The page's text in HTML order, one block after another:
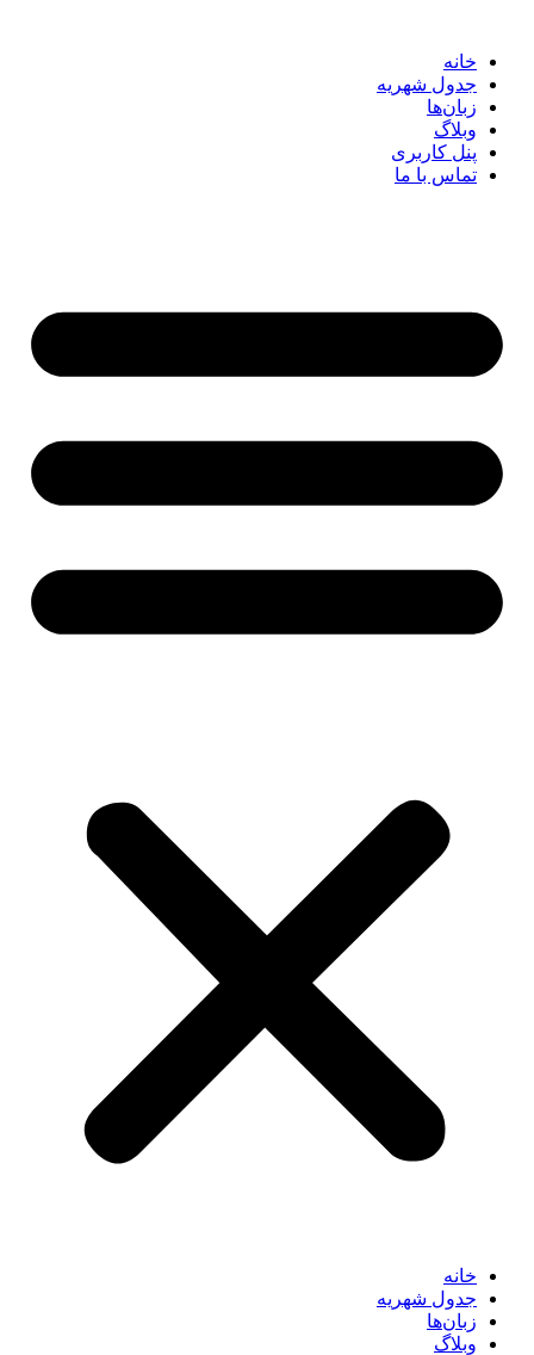
خانه
جدول شهریه
زبان‌ها
وبلاگ
پنل کاربری
تماس با ما
خانه
جدول شهریه
زبان‌ها
وبلاگ